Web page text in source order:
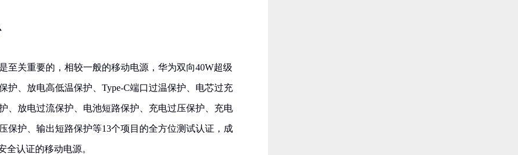
至关重要的，相较一般的移动电源，华为双向40W超级
护、放电高低温保护、Type-C端口过温保护、电芯过充
、放电过流保护、电池短路保护、充电过压保护、充电
保护、输出短路保护等13个项目的全方位测试认证，成
全认证的移动电源。